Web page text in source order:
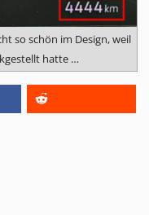
so schön im Design, weil
hatte …